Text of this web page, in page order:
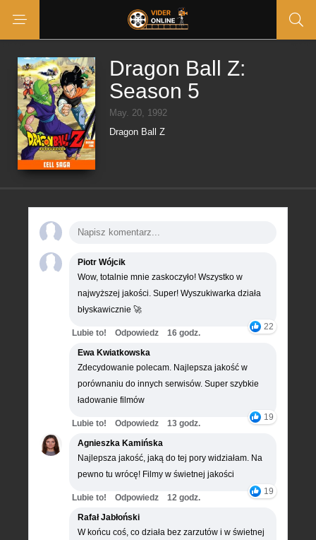
Dragon Ball Z:
Season 5
May. 20, 1992
Dragon Ball Z
Piotr Wójcik
Wow, totalnie mnie zaskoczyło! Wszystko w
najwyższej jakości. Super! Wyszukiwarka działa
błyskawicznie 🚀
22
Lubie to! Odpowiedz
16 godz.
Ewa Kwiatkowska
Zdecydowanie polecam. Najlepsza jakość w
porównaniu do innych serwisów. Super szybkie
ładowanie filmów
19
Lubie to! Odpowiedz
13 godz.
Agnieszka Kamińska
Najlepsza jakość, jaką do tej pory widziałam. Na
pewno tu wrócę! Filmy w świetnej jakości
19
Lubie to! Odpowiedz
12 godz.
Rafał Jabłoński
W końcu coś, co działa bez zarzutów i w świetnej